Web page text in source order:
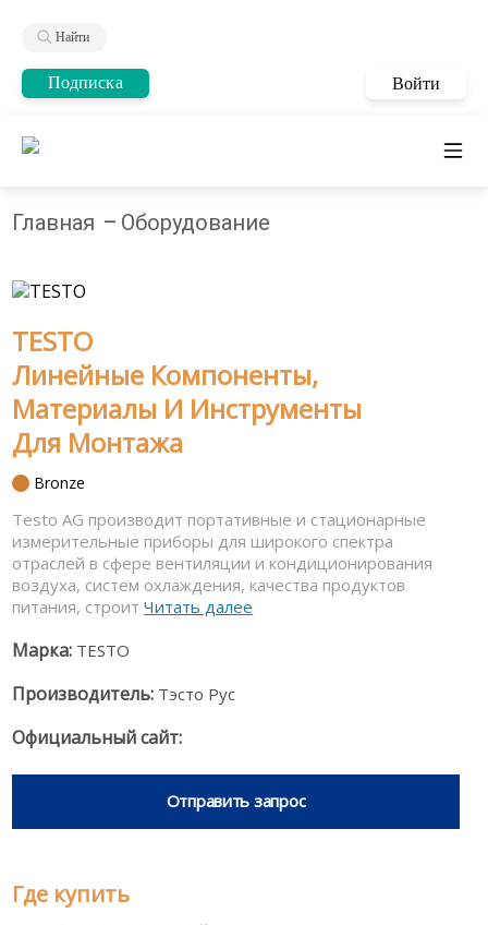
Найти
Подписка Войти
Главная Оборудование
TESTO
Линейные Компоненты,
Материалы И Инструменты
Для Монтажа
Bronze
Testo AG производит портативные и стационарные
измерительные приборы для широкого спектра
отраслей в сфере вентиляции и кондиционирования
воздуха, систем охлаждения, качества продуктов
питания, строитЧитать далее
Марка: TESTO
Производитель: Тэсто Рус
Официальный сайт:
Отправить запрос
Где купить